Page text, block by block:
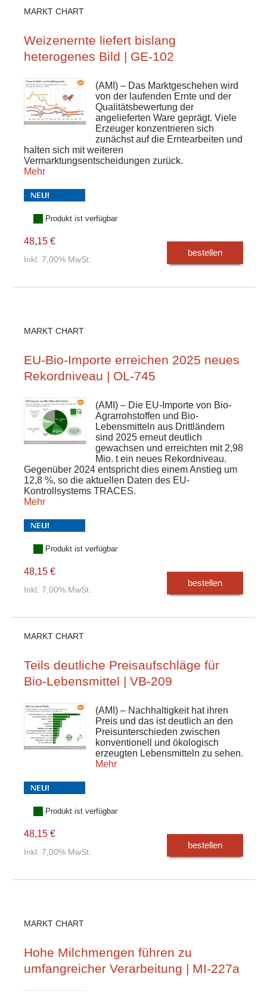
MARKT CHART
Weizenernte liefert bislang
heterogenes Bild | GE-102
(AMI) – Das Marktgeschehen wird
von der laufenden Ernte und der
Qualitätsbewertung der
angelieferten Ware geprägt. Viele
Erzeuger konzentrieren sich
zunächst auf die Erntearbeiten und
halten sich mit weiteren
Vermarktungsentscheidungen zurück.
Mehr
Produkt ist verfügbar
48,15 €
Inkl. 7,00% MwSt.
bestellen
MARKT CHART
EU-Bio-Importe erreichen 2025 neues
Rekordniveau | OL-745
(AMI) – Die EU-Importe von Bio-
Agrarrohstoffen und Bio-
Lebensmitteln aus Drittländern
sind 2025 erneut deutlich
gewachsen und erreichten mit 2,98
Mio. t ein neues Rekordniveau.
Gegenüber 2024 entspricht dies einem Anstieg um
12,8 %, so die aktuellen Daten des EU-
Kontrollsystems TRACES.
Mehr
Produkt ist verfügbar
48,15 €
Inkl. 7,00% MwSt.
bestellen
MARKT CHART
Teils deutliche Preisaufschläge für
Bio-Lebensmittel | VB-209
(AMI) – Nachhaltigkeit hat ihren
Preis und das ist deutlich an den
Preisunterschieden zwischen
konventionell und ökologisch
erzeugten Lebensmitteln zu sehen.
Mehr
Produkt ist verfügbar
48,15 €
Inkl. 7,00% MwSt.
bestellen
MARKT CHART
Hohe Milchmengen führen zu
umfangreicher Verarbeitung | MI-227a